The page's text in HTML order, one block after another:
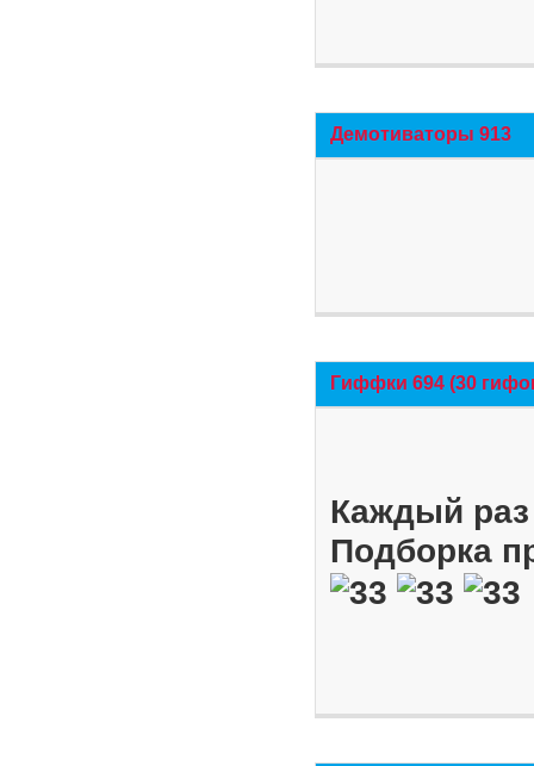
Демотиваторы 913
Гиффки 694 (30
Каждый
Подборка